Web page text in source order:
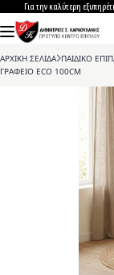
to
content
Για την καλύτερη
ΑΡΧΙΚΗ ΣΕΛΙΔΑ>ΠΑΙΔΙΚΟ
ΓΡΑΦΕΙΟ ECO 100CM